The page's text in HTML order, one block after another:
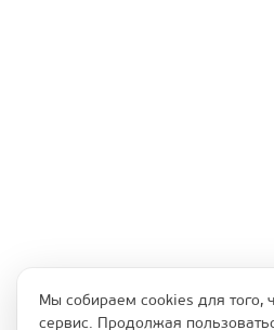
Мы собираем cookies для того,
сервис. Продолжая